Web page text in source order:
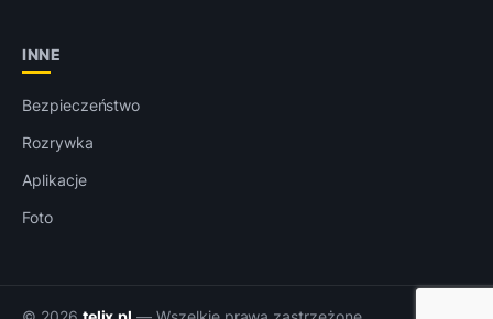
INNE
Bezpieczeństwo
Rozrywka
Aplikacje
Foto